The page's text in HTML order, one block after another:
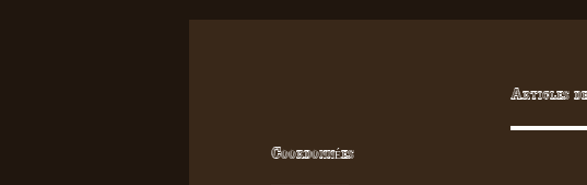
Coordonnées
Articles de